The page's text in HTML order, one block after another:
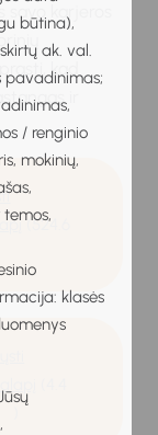
būtina),
ak. val.
pavadinimas;
/ renginio
mokinių,
klasės
karjeros
kad
ir
(524.6